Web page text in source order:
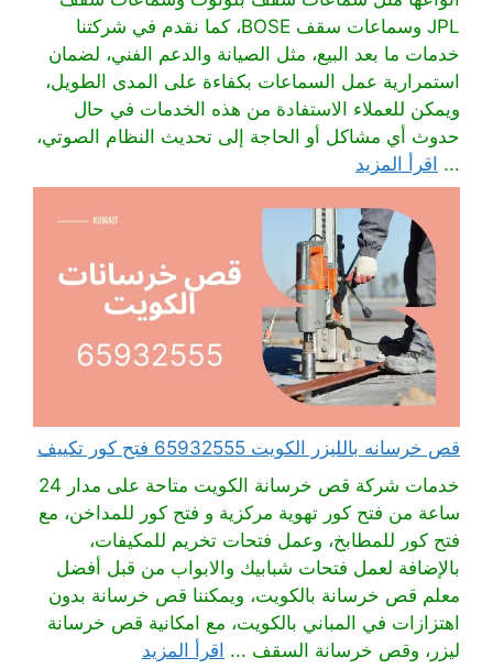
JPL وسماعات سقف BOSE، كما نقدم في شركتنا
خدمات ما بعد البيع، مثل الصيانة والدعم الفني، لضمان
استمرارية عمل السماعات بكفاءة على المدى الطويل،
ويمكن للعملاء الاستفادة من هذه الخدمات في حال
حدوث أي مشاكل أو الحاجة إلى تحديث النظام الصوتي،
... اقرأ المزيد
قص خرسانه بالليزر الكويت 65932555 فتح كور تكييف
خدمات شركة قص خرسانة الكويت متاحة على مدار 24
ساعة من فتح كور تهوية مركزية و فتح كور للمداخن، مع
فتح كور للمطابخ، وعمل فتحات تخريم للمكيفات،
بالإضافة لعمل فتحات شبابيك والابواب من قبل أفضل
معلم قص خرسانة بالكويت، ويمكننا قص خرسانة بدون
اهتزازات في المباني بالكويت، مع امكانية قص خرسانة
ليزر، وقص خرسانة السقف ... اقرأ المزيد